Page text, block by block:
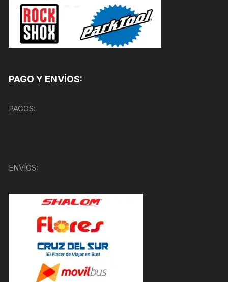
PAGO Y ENVÍOS:
PAGOS:
ENVÍOS: